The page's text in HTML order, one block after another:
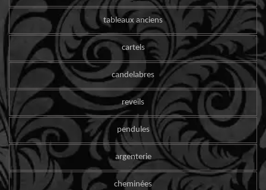
tableaux anciens
cartels
candelabres
reveils
pendules
argenterie
cheminées